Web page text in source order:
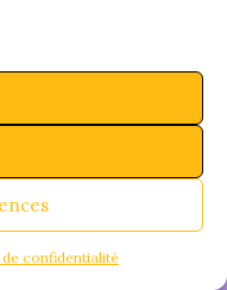
confidentialité